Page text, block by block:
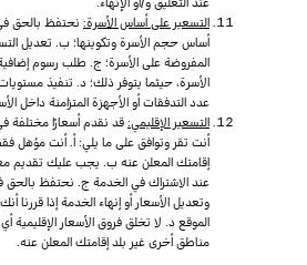
التسعير على أساس الأسرة: نحتفظ بالحق
أساس حجم الأسرة وتكوينها؛ ب. تعديل
المفروضة على الأسرة؛ ج. طلب رسوم
الأسرة، حيثما يتوفر ذلك؛ د. تنفيذ
عدد التدفقات أو الأجهزة المتزامنة داخل
التسعير الإقليمي:قد نقدم أسعارًا مختلفة
أنت تقر وتوافق على ما يلي: أ. أنت مؤهل
إقامتك المعلن عنه ب. يجب عليك تقديم
عند الاشتراك في الخدمة ج. نحتفظ
وتعديل الأسعار أو إنهاء الخدمة إذا
الموقع د. لا تخلق فروق الأسعار الإقليمية
مناطق أخرى غير بلد إقامتك المعلن عنه.